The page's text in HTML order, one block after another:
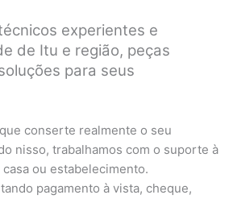
experientes e
de Itu e região, peças
para seus
conserte realmente o seu
nisso, trabalhamos com o suporte à
ou estabelecimento.
pagamento à vista, cheque,